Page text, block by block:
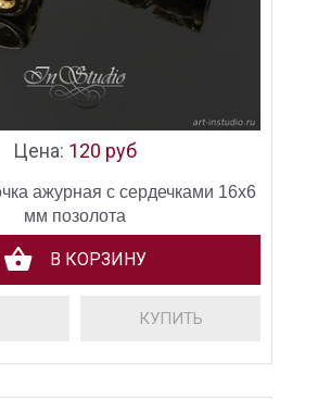
Цена: 120 руб
ажурная с сердечками 16х6
мм позолота
В КОРЗИНУ
КУПИТЬ